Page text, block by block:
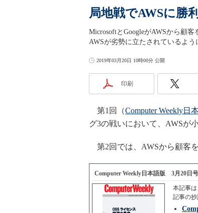
局地戦でAWSに
MicrosoftとGoogleがAWSから顧
AWSが劣勢に立たされているよ
2019年03月20日 10時00分 公開
印刷
第1回（Computer Weekly
グ3の戦いにおいて、AWSが
第2回では、AWSから顧客を
Computer Weekly日本語版 3月20日
本記事は
記事の